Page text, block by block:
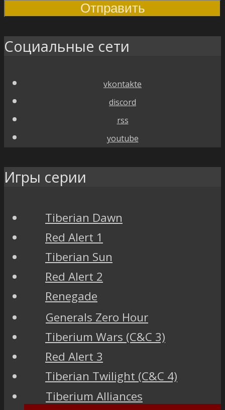
Социальные сети
vkontakte
discord
rss
youtube
Игры серии
Tiberian Dawn
Red Alert 1
Tiberian Sun
Red Alert 2
Renegade
Generals Zero Hour
Tiberium Wars (C&C 3)
Red Alert 3
Tiberian Twilight (C&C 4)
Tiberium Alliances